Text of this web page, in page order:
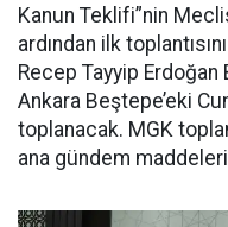
Kanun Teklifi”nin
ardından ilk
Recep Tayyip Erdoğan
Ankara Beştepe’eki
toplanacak. MGK
ana gündem